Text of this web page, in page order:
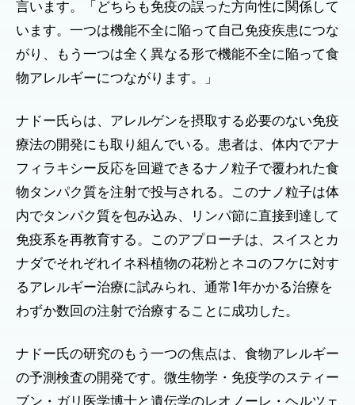
言います。「どちらも免疫の誤った方向性に関係して
います。一つは機能不全に陥って自己免疫疾患につな
がり、もう一つは全く異なる形で機能不全に陥って食
物アレルギーにつながります。」
ナドー氏らは、アレルゲンを摂取する必要のない免疫
療法の開発にも取り組んでいる。患者は、体内でアナ
フィラキシー反応を回避できるナノ粒子で覆われた食
物タンパク質を注射で投与される。このナノ粒子は体
内でタンパク質を包み込み、リンパ節に直接到達して
免疫系を再教育する。このアプローチは、スイスとカ
ナダでそれぞれイネ科植物の花粉とネコのフケに対す
るアレルギー治療に試みられ、通常1年かかる治療を
わずか数回の注射で治療することに成功した。
ナドー氏の研究のもう一つの焦点は、食物アレルギー
の予測検査の開発です。微生物学・免疫学のスティー